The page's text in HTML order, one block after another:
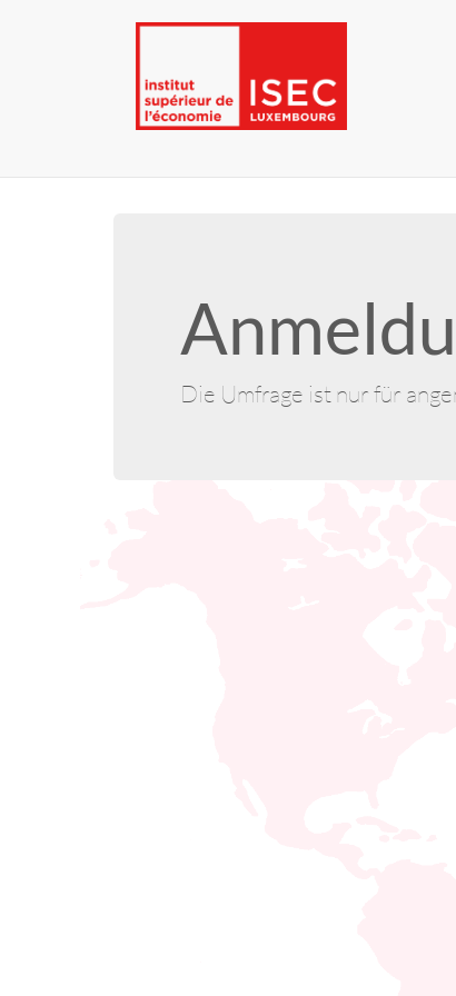
Die Umfrage ist nur für